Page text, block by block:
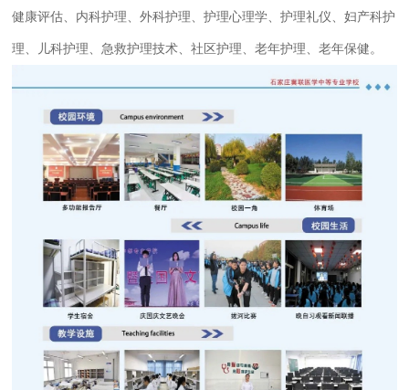
健康评估、内科护理、外科护理、护理心理学、护理礼仪、妇产科护
理、儿科护理、急救护理技术、社区护理、老年护理、老年保健。